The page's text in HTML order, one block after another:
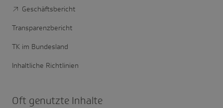
Geschäftsbericht
Transparenzbericht
TK im Bundesland
Inhaltliche Richtlinien
Oft genutzte Inhalte